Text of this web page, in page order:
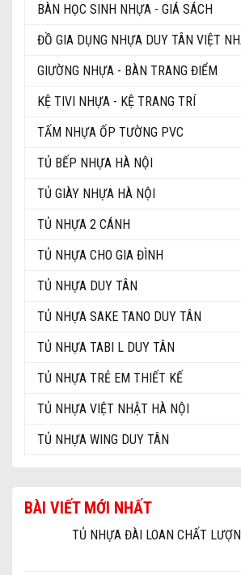
BÀN HỌC SINH NHỰA - GIÁ SÁCH
ĐỒ GIA DỤNG NHỰA DUY TÂN VIỆT
GIƯỜNG NHỰA - BÀN TRANG ĐIỂM
KỆ TIVI NHỰA - KỆ TRANG TRÍ
TẤM NHỰA ỐP TƯỜNG PVC
TỦ BẾP NHỰA HÀ NỘI
TỦ GIÀY NHỰA HÀ NỘI
TỦ NHỰA 2 CÁNH
TỦ NHỰA CHO GIA ĐÌNH
TỦ NHỰA DUY TÂN
TỦ NHỰA SAKE TANO DUY TÂN
TỦ NHỰA TABI L DUY TÂN
TỦ NHỰA TRẺ EM THIẾT KẾ
TỦ NHỰA VIỆT NHẬT HÀ NỘI
TỦ NHỰA WING DUY TÂN
BÀI VIẾT MỚI NHẤT
TỦ NHỰA ĐÀI LOAN CHẤT